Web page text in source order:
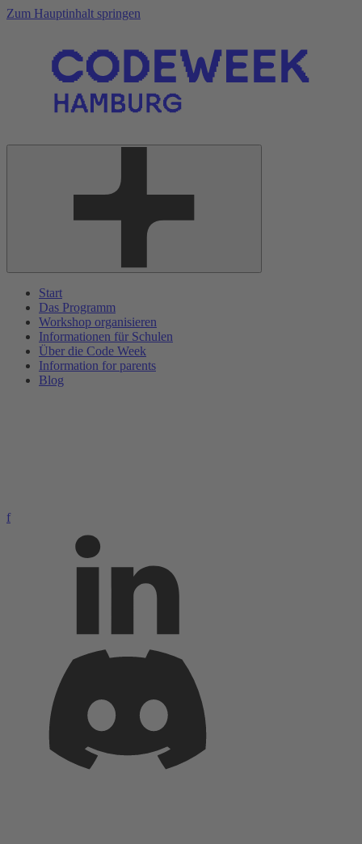
Zum Hauptinhalt springen
Start
Das Programm
Workshop organisieren
Informationen für Schulen
Über die Code Week
Information for parents
Blog
f